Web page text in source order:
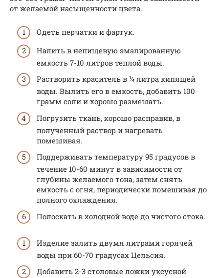
от желаемой насыщенности цвета.
Одеть перчатки и фартук.
Налить в непищевую эмалированную
емкость 7-10 литров теплой воды.
Растворить краситель в ¼ литра кипящей
воды. Вылить его в емкость, добавить 100
грамм соли и хорошо размешать.
Погрузить ткань, хорошо расправив, в
полученный раствор и нагревать
помешивая.
Поддерживать температуру 95 градусов в
течение 10-60 минут в зависимости от
глубины желаемого тона, затем снять
емкость с огня, периодически помешивая до
полного охлаждения.
Полоскать в холодной воде до чистого стока.
Изделие залить двумя литрами горячей
воды при 60-70 градусах Цельсия.
Добавить 2-3 столовые ложки уксусной